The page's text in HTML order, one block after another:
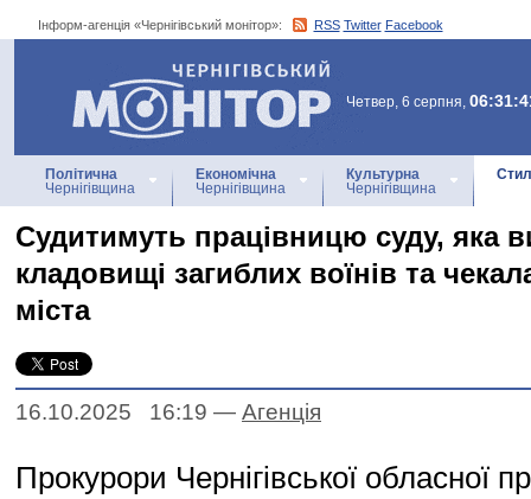
Інформ-агенція «Чернігівський монітор»: RSS Twitter Facebook
Інформ-агенція
«Чернігівський монітор»
Четвер, 6 серпня,
Політична
Чернігівщина
Економічна
Чернігівщина
Культурна
Чернігівщина
Судитимуть працівницю суду, яка
кладовищі загиблих воїнів та
міста
16.10.2025 16:19 — Агенцiя
Прокурори Чернігівської обласної